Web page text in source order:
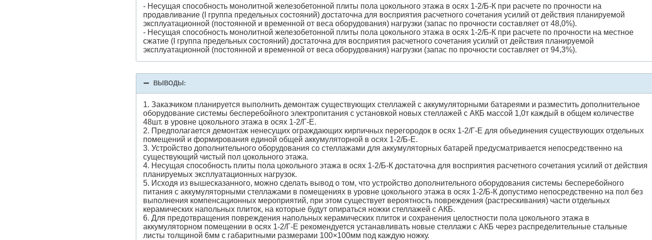
- Несущая способность монолитной железобетонной плиты пола цокольного этажа в осях 1-2/Б-К при расчете по прочности на
продавливание (I группа предельных состояний) достаточна для восприятия расчетного сочетания усилий от действия планируемой
эксплуатационной (постоянной и временной от веса оборудования) нагрузки (запас по прочности составляет от 48,0%).
- Несущая способность монолитной железобетонной плиты пола цокольного этажа в осях 1-2/Б-К при расчете по прочности на местное
сжатие (I группа предельных состояний) достаточна для восприятия расчетного сочетания усилий от действия планируемой
эксплуатационной (постоянной и временной от веса оборудования) нагрузки (запас по прочности составляет от 94,3%).
ВЫВОДЫ:
1. Заказчиком планируется выполнить демонтаж существующих стеллажей с аккумуляторными батареями и разместить дополнительное
оборудование системы бесперебойного электропитания с установкой новых стеллажей с АКБ массой 1,0т каждый в общем количестве
48шт. в уровне цокольного этажа в осях 1-2/Г-Е.
2. Предполагается демонтаж ненесущих ограждающих кирпичных перегородок в осях 1-2/Г-Е для объединения существующих отдельных
помещений и формирования единой общей аккумуляторной в осях 1-2/Б-Е.
3. Устройство дополнительного оборудования со стеллажами для аккумуляторных батарей предусматривается непосредственно на
существующий чистый пол цокольного этажа.
4. Несущая способность плиты пола цокольного этажа в осях 1-2/Б-К достаточна для восприятия расчетного сочетания усилий от действия
планируемых эксплуатационных нагрузок.
5. Исходя из вышесказанного, можно сделать вывод о том, что устройство дополнительного оборудования системы бесперебойного
питания с аккумуляторными стеллажами в помещениях в уровне цокольного этажа в осях 1-2/Б-К допустимо непосредственно на пол без
выполнения компенсационных мероприятий, при этом существует вероятность повреждения (растрескивания) части отдельных
керамических напольных плиток, на которые будут опираться ножки стеллажей с АКБ.
6. Для предотвращения повреждения напольных керамических плиток и сохранения целостности пола цокольного этажа в
аккумуляторном помещении в осях 1-2/Г-Е рекомендуется устанавливать новые стеллажи с АКБ через распределительные стальные
листы толщиной 6мм с габаритными размерами 100×100мм под каждую ножку.